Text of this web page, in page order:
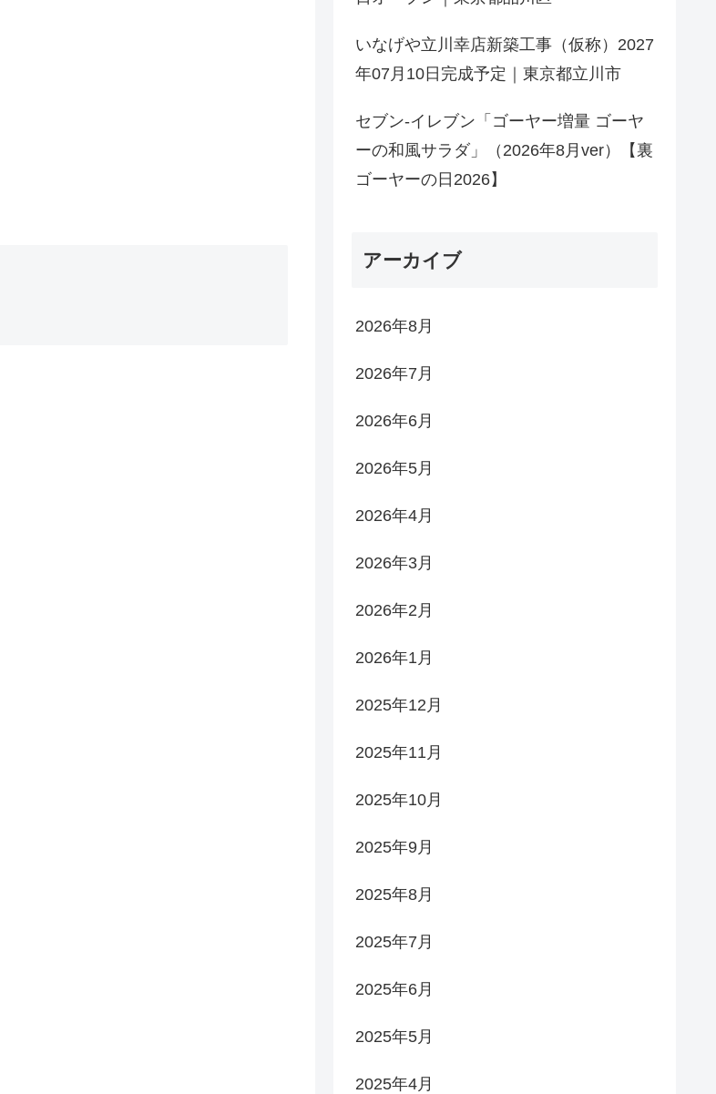
いなげや立川幸店新築工事（仮称）2027
年07月10日完成予定｜東京都立川市
セブン-イレブン「ゴーヤー増量 ゴーヤ
ーの和風サラダ」（2026年8月ver）【裏
ゴーヤーの日2026】
アーカイブ
2026年8月
2026年7月
2026年6月
2026年5月
2026年4月
2026年3月
2026年2月
2026年1月
2025年12月
2025年11月
2025年10月
2025年9月
2025年8月
2025年7月
2025年6月
2025年5月
2025年4月